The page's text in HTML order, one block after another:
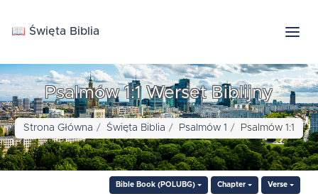
📖 Święta Biblia
Psalmów 1:1 Werset Biblijny
Strona Główna Święta Biblia Psalmów 1 Psalmów 1:1
Bible Book (POLUBG) Chapter Verse